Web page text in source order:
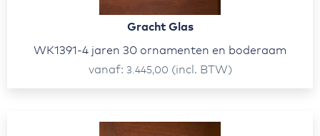
Gracht Glas
WK1391-4 jaren 30 ornamenten en boderaam
vanaf
3.445,00 (incl. BTW)